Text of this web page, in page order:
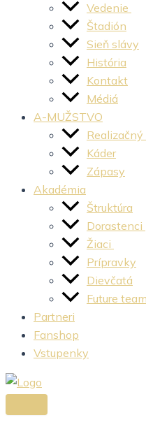
Vedenie
Štadión
Sieň slávy
História
Kontakt
Médiá
A-MUŽSTVO
Káder
Zápasy
Akadémia
Štruktúra
Dorastenci
Žiaci
Prípravky
Dievčatá
Future team
Partneri
Fanshop
Vstupenky